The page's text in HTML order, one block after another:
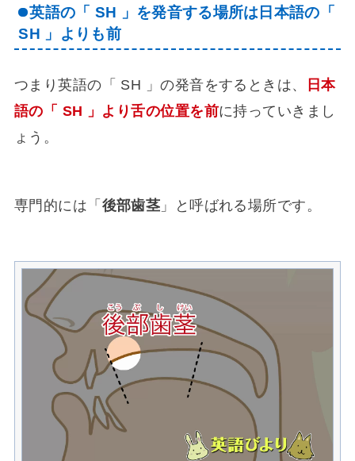
英語の「 SH 」を発音する場所は日本語の「
SH 」よりも前
つまり英語の「 SH 」の発音をするときは、
日本
語の「 SH 」より舌の位置を前に持っていきまし
ょう。
専門的には「 後部歯茎 」と呼ばれる場所です。